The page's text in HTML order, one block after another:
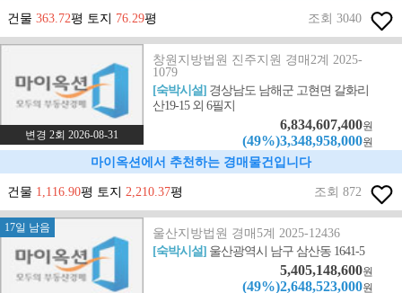
건물 363.72평 토지 76.29평 조회 3040
변경 2회 2026-08-31
창원지방법원 진주지원 경매2계 2025-
1079
[숙박시설] 경상남도 남해군 고현면 갈화리
산19-15 외 6필지
6,834,607,400원
(49%)3,348,958,000원
마이옥션에서 추천하는 경매물건입니다
건물 1,116.90평 토지 2,210.37평 조회 872
17일 남음
울산지방법원 경매5계 2025-12436
[숙박시설] 울산광역시 남구 삼산동 1641-5
5,405,148,600원
(49%)2,648,523,000원